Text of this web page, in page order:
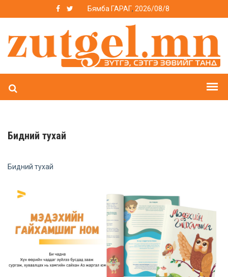
Бямба ГАРАГ, 2026/08/8
Бидний тухай
Бидний тухай